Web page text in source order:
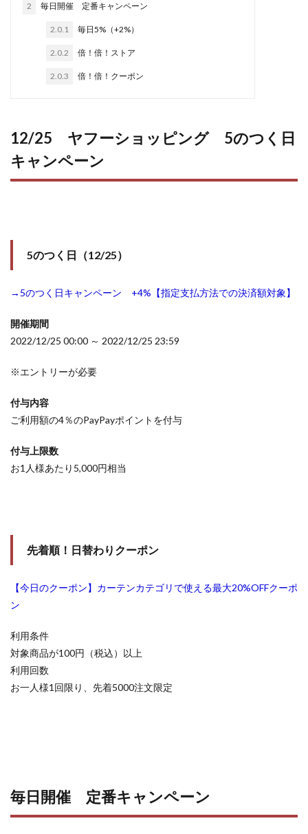
2 毎日開催 定番キャンペーン
2.0.1 毎日5%（+2%）
2.0.2 倍！倍！ストア
2.0.3 倍！倍！クーポン
12/25 ヤフーショッピング 5のつく日
キャンペーン
5のつく日（12/25）
→5のつく日キャンペーン +4%【指定支払方法での決済額対象】
開催期間
2022/12/25 00:00 ～ 2022/12/25 23:59
※エントリーが必要
付与内容
ご利用額の4％のPayPayポイントを付与
付与上限数
お1人様あたり5,000円相当
先着順！日替わりクーポン
【今日のクーポン】カーテンカテゴリで使える最大20%OFFクーポ
ン
利用条件
対象商品が100円（税込）以上
利用回数
お一人様1回限り、先着5000注文限定
毎日開催 定番キャンペーン